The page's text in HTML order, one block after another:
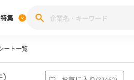
稿キャンペーン
ンド調査
集
ート一覧